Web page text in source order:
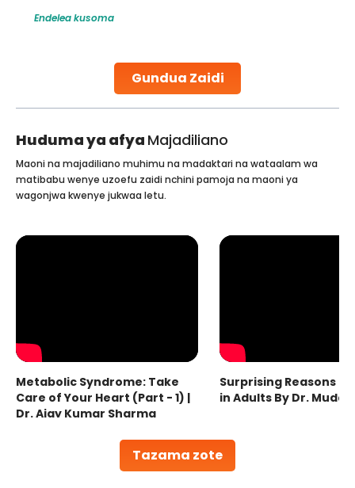
Gundua Zaidi
make all the difference. India has some of the world’s
Endelea kusoma
Huduma ya afya Majadiliano
Tazama zote
Maoni na majadiliano muhimu na madaktari na wataalam wa
matibabu wenye uzoefu zaidi nchini pamoja na maoni ya
wagonjwa kwenye jukwaa letu.
Metabolic Syndrome: Take
Care of Your Heart (Part - 1) |
Dr. Ajay Kumar Sharma
Surprising Reasons
in Adults By Dr.